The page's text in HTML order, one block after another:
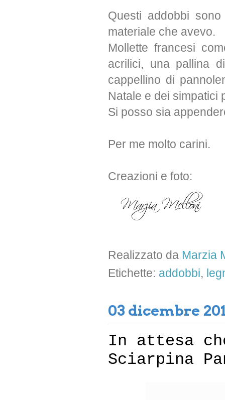
Questi addobbi
materiale che avevo.
Mollette francesi
acrilici, una pallina
cappellino di
Natale e dei simpatici
Si posso sia
Per me molto carini.
Creazioni e foto:
Realizzato da Marzia
Etichette: addobbi,
03 dicembre
In attesa
Sciarpina